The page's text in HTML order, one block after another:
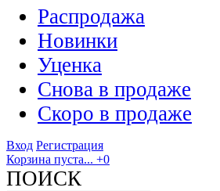
Распродажа
Новинки
Уценка
Снова в продаже
Скоро в продаже
Вход Регистрация
Корзина пуста... +0
ПОИСК